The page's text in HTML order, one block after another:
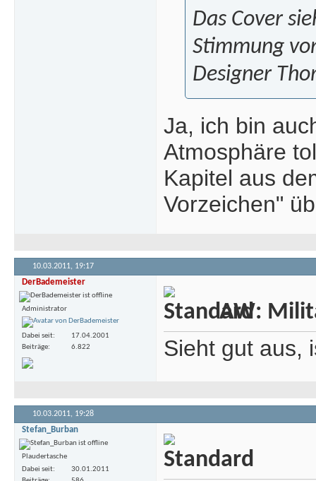
Das Cover
Stimmung
Designer
Ja, ich bin
Atmosphäre
Kapitel aus
Vorzeichen"
10.03.2011, 19:17
DerBademeister
Administrator
Dabei seit
17.04.2001
Beiträge
6.822
AW:
Sieht gut aus,
10.03.2011, 19:28
Stefan_Burban
Plaudertasche
Dabei seit
30.01.2011